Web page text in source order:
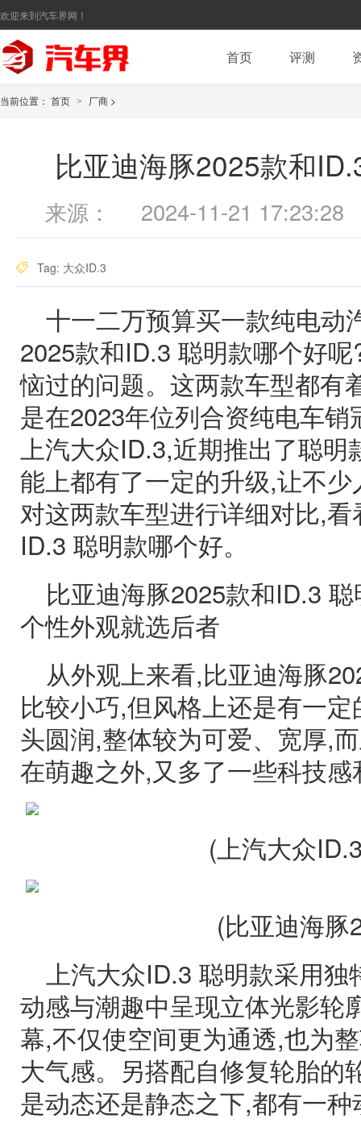
欢迎来到汽车界网！
首页 评测
当前位置： 首页 > 厂商 >
比亚迪海豚2025款和
来源： 2024-11-21 17:23:28
Tag: 大众ID.3
十一二万预算买一款纯电动
2025款和ID.3 聪明款哪个好
恼过的问题。这两款车型都有
是在2023年位列合资纯电车
上汽大众ID.3,近期推出了聪明
能上都有了一定的升级,让不
对这两款车型进行详细对比,
ID.3 聪明款哪个好。
比亚迪海豚2025款和ID.3
个性外观就选后者
从外观上来看,比亚迪海豚
比较小巧,但风格上还是有一
头圆润,整体较为可爱、宽厚,
在萌趣之外,又多了一些科技
(上汽大众
(比亚迪海豚
上汽大众ID.3 聪明款采用
动感与潮趣中呈现立体光影轮
幕,不仅使空间更为通透,也为
大气感。另搭配自修复轮胎的
是动态还是静态之下,都有一